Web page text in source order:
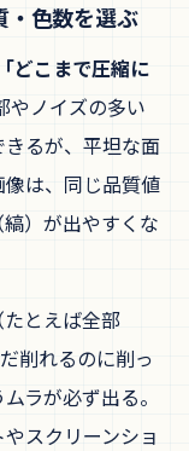
・色数を選ぶ
どこまで圧縮に
やノイズの多い
るが、平坦な面
は、同じ品質値
）が出やすくな
とえば全部
削れるのに削っ
ラが必ず出る。
スクリーンショ